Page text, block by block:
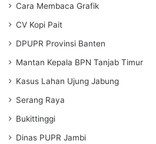
Cara Membaca Grafik
CV Kopi Pait
DPUPR Provinsi Banten
Mantan Kepala BPN Tanjab Timur
Kasus Lahan Ujung Jabung
Serang Raya
Bukittinggi
Dinas PUPR Jambi